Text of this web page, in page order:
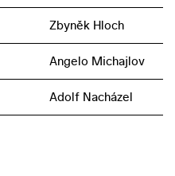
Zbyněk Hloch
Angelo Michajlov
Adolf Nacházel